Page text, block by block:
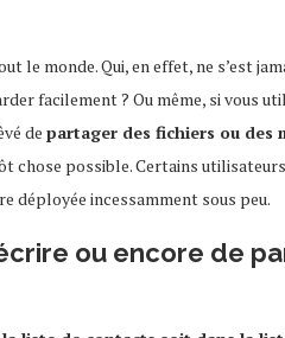
le monde. Qui, en effet, ne s’est
facilement ? Ou même, si vous
de partager des fichiers ou des
possible. Certains
déployée incessamment sous peu.
ou encore de